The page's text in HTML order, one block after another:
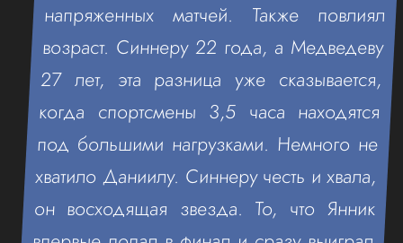
напряженных матчей. Также повлиял
возраст. Синнеру 22 года, а Медведеву
27 лет, эта разница уже сказывается,
когда спортсмены 3,5 часа находятся
под большими нагрузками. Немного не
хватило Даниилу. Синнеру честь и хвала,
он восходящая звезда. То, что Янник